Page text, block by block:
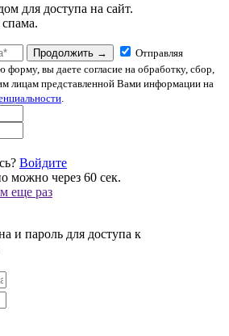
для доступа на сайт.
спама.
Продолжить →
Отправляя
форму, вы даете согласие на обработку, сбор,
лицам представленной Вами информации на
Войдите
можно через 60 сек.
еще раз
и пароль для доступа к